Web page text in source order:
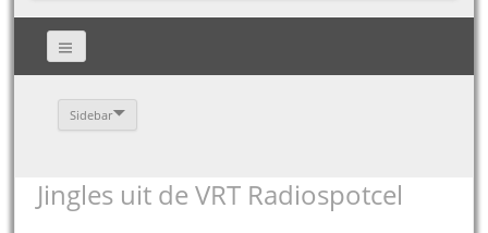
Sidebar
Jingles uit de VRT Radiospotcel